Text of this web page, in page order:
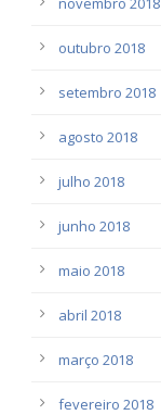
outubro 2018
setembro 2018
agosto 2018
julho 2018
junho 2018
maio 2018
abril 2018
março 2018
fevereiro 2018